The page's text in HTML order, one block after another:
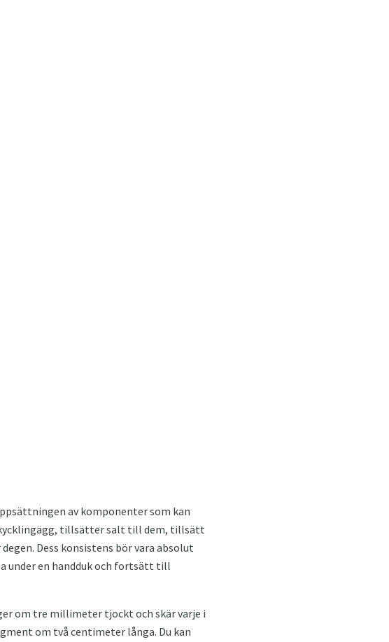
av komponenter som kan
kycklingägg, tillsätter salt till dem, tillsätt
Dess konsistens bör vara absolut
under en handduk och fortsätt till
om tre millimeter tjockt och skär varje i
om två centimeter långa. Du kan